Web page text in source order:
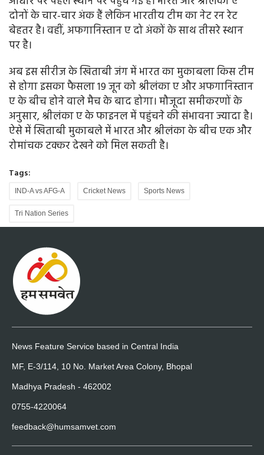
दोनों के चार-चार अंक हैं लेकिन भारतीय टीम का नेट रन रेट
बेहतर है। वहीं, अफगानिस्तान ए दो अंकों के साथ तीसरे स्थान
पर है।
अब इस सीरीज के खिताबी जंग में भारत का मुकाबला किस टीम
से होगा इसका फैसला 19 जून को श्रीलंका ए और अफगानिस्तान
ए के बीच होने वाले मैच के बाद होगा। मौजूदा समीकरणों के
अनुसार, श्रीलंका ए के फाइनल में पहुंचने की संभावना ज्यादा है।
ऐसे में खिताबी मुकाबले में भारत और श्रीलंका के बीच एक और
रोमांचक टक्कर देखने को मिल सकती है।
Tags:
IND-A vs AFG-A Cricket News Sports News
Tri Nation Series
News Feature Service based in Central India
MF, E-3/114, 10 No. Market Area Colony, Bhopal
Madhya Pradesh - 462002
0755-4220064
feedback@humsamvet.com